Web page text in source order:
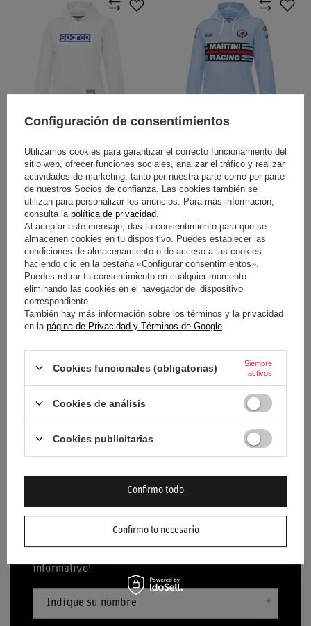
SUDADERA CON CAPUCHA
MUJER SPARCO ORIGINAL
BLANCO
76,50 € / artículo
SUDADERA CON CAPUCHA
MUJER SPARCO MARTINI
AZUL CELESTE
123,00 € / artículo
SUDADERA CON CAPUCHA
MUJER SPARCO MARTINI
BLANCO
informativo!
Indique su nombre
Configuración de consentimientos
Utilizamos cookies para garantizar el correcto funcionamiento del
sitio web, ofrecer funciones sociales, analizar el tráfico y realizar
actividades de marketing, tanto por nuestra parte como por parte
de nuestros Socios de confianza. Las cookies también se
utilizan para personalizar los anuncios. Para más información,
consulta la política de privacidad
Al aceptar este mensaje, das tu consentimiento para que se
almacenen cookies en tu dispositivo. Puedes establecer las
condiciones de almacenamiento o de acceso a las cookies
haciendo clic en la pestaña «Configurar consentimientos».
Puedes retirar tu consentimiento en cualquier momento
eliminando las cookies en el navegador del dispositivo
correspondiente.
También hay más información sobre los términos y la privacidad
en la página de Privacidad y Términos de Google
Cookies funcionales (obligatorias)
Siempre
activos
Cookies de análisis
Cookies publicitarias
Confirmo lo necesario
Confirmo todo